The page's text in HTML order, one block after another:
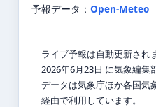
予報データ： Open-Meteo
ライブ予報は自動更新され
2026年6月23日 に気象編集
データは気象庁ほか各国
経由で利用しています。